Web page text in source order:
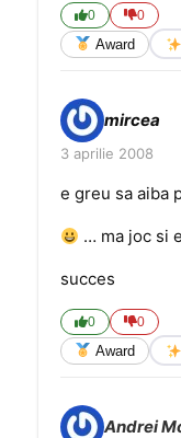
0 0
Award
mircea
3 aprilie 2008
e greu sa aiba
… ma joc si
succes
0 0
Award
Andrei